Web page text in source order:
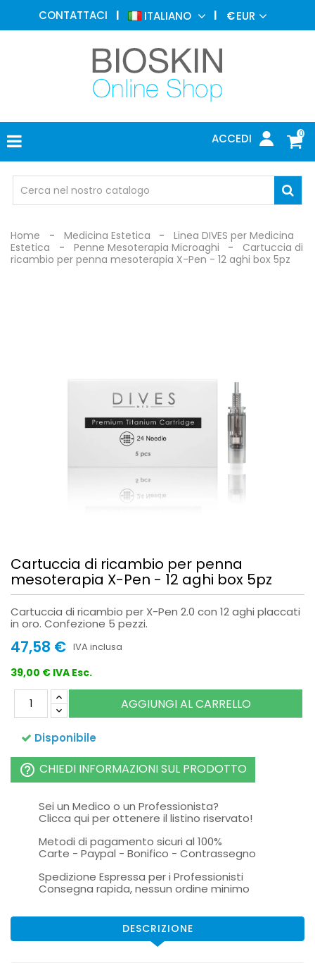
CONTATTACI ITALIANO €EUR
0
ACCEDI
MEDICINA
ESTETICA
DERMATOLOGIA
FOTOTERAPIA
ELETTROMEDICALI
MEDICO
OCCHIALI
DI
Home Medicina Estetica
Linea DIVES per Medicina
Estetica
Penne Mesoterapia Microaghi
Cartuccia di
ricambio per penna mesoterapia X-Pen - 12 aghi box 5pz
Cartuccia di ricambio per penna
mesoterapia X-Pen - 12 aghi box 5pz
Cartuccia di ricambio per X-Pen 2.0 con 12 aghi placcati
in oro. Confezione 5 pezzi.
47,58 € IVA inclusa
39,00 € IVA Esc.
AGGIUNGI AL CARRELLO
Disponibile
help_outline CHIEDI INFORMAZIONI SUL PRODOTTO
Sei un Medico o un Professionista?
Clicca qui per ottenere il listino riservato!
Metodi di pagamento sicuri al 100%
Carte - Paypal - Bonifico - Contrassegno
Spedizione Espressa per i Professionisti
Consegna rapida, nessun ordine minimo
DESCRIZIONE